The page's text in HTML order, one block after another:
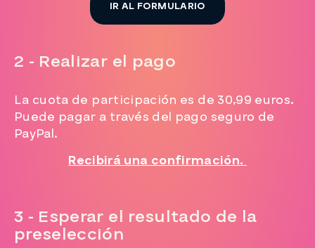
IR AL FORMULARIO
2 - Realizar el pago
La cuota de participación es de 30,99 euros.
Puede pagar a través del pago seguro de
PayPal.
Recibirá una confirmación.
3 - Esperar el resultado de la
preselección